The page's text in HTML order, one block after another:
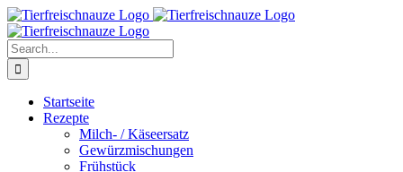
Skip
to
content
Facebook
YouTube
X
Pinterest
Instagram
Search
for:
Startseite
Rezepte
Milch- / Käseersatz
Gewürzmischungen
Frühstück